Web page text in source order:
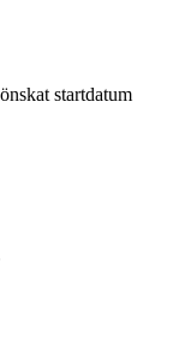
startdatum